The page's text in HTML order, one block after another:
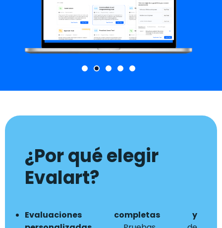
¿Por qué elegir
Evalart?
Evaluaciones completas y